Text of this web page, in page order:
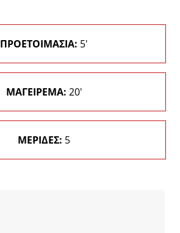
ΠΡΟΕΤΟΙΜΑΣΙΑ: 5'
ΜΑΓΕΙΡΕΜΑ: 20'
ΜΕΡΙΔΕΣ: 5